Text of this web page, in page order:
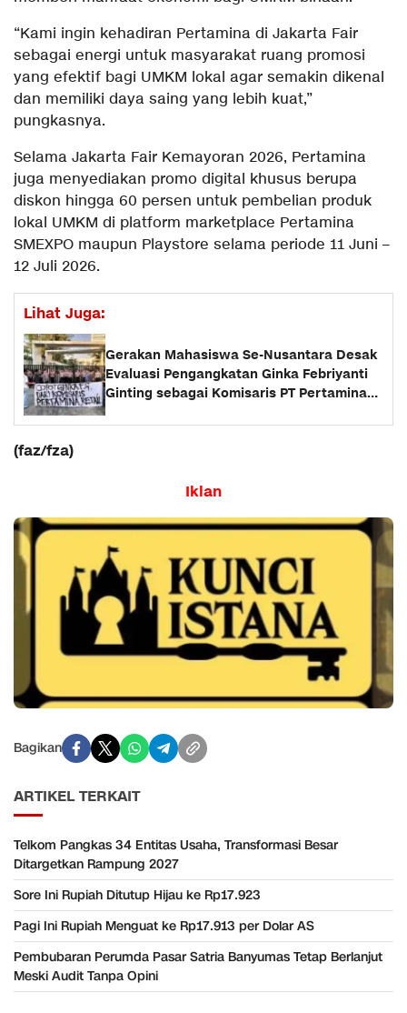
“Kami ingin kehadiran Pertamina di Jakarta Fair
sebagai energi untuk masyarakat ruang promosi
yang efektif bagi UMKM lokal agar semakin dikenal
dan memiliki daya saing yang lebih kuat,”
pungkasnya.
Selama Jakarta Fair Kemayoran 2026, Pertamina
juga menyediakan promo digital khusus berupa
diskon hingga 60 persen untuk pembelian produk
lokal UMKM di platform marketplace Pertamina
SMEXPO maupun Playstore selama periode 11 Juni –
12 Juli 2026.
Lihat Juga:
Gerakan Mahasiswa Se-Nusantara Desak
Evaluasi Pengangkatan Ginka Febriyanti
Ginting sebagai Komisaris PT Pertamina
(faz/fza)
Iklan
Bagikan
ARTIKEL TERKAIT
Telkom Pangkas 34 Entitas Usaha, Transformasi Besar
Ditargetkan Rampung 2027
Sore Ini Rupiah Ditutup Hijau ke Rp17.923
Pagi Ini Rupiah Menguat ke Rp17.913 per Dolar AS
Pembubaran Perumda Pasar Satria Banyumas Tetap Berlanjut
Meski Audit Tanpa Opini